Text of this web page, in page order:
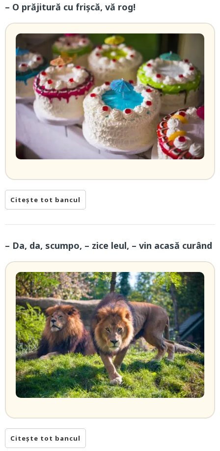
– O prăjitură cu frişcă, vă rog!
Citește tot bancul
– Da, da, scumpo, – zice leul, – vin acasă curând
Citește tot bancul